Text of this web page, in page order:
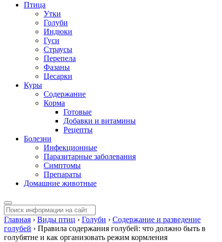
Птица
Утки
Голуби
Индюки
Гуси
Страусы
Перепела
Фазаны
Цесарки
Куры
Содержание
Корма
Готовые
Добавки и витамины
Рецепты
Болезни
Инфекционные
Паразитарные заболевания
Симптомы
Препараты
Домашние животные
Главная › Виды птиц › Голуби › Содержание и разведение
голубей › Правила содержания голубей: что должно быть в
голубятне и как организовать режим кормления